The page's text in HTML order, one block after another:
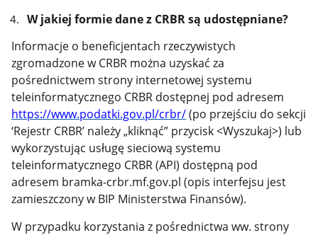
W jakiej formie dane z CRBR są udostępniane?
Informacje o beneficjentach rzeczywistych
zgromadzone w CRBR można uzyskać za
pośrednictwem strony internetowej systemu
teleinformatycznego CRBR dostępnej pod adresem
https://www.podatki.gov.pl/crbr/(po przejściu do sekcji
‘Rejestr CRBR’ należy „kliknąć” przycisk <Wyszukaj>) lub
wykorzystując usługę sieciową systemu
teleinformatycznego CRBR (API) dostępną pod
adresem bramka-crbr.mf.gov.pl (opis interfejsu jest
zamieszczony w BIP Ministerstwa Finansów).
W przypadku korzystania z pośrednictwa ww. strony